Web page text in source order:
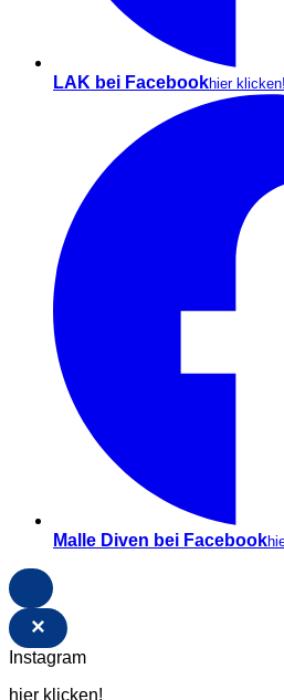
LAK bei Facebookhier klicken!
Malle Diven bei Facebook
×
Instagram
hier klicken!